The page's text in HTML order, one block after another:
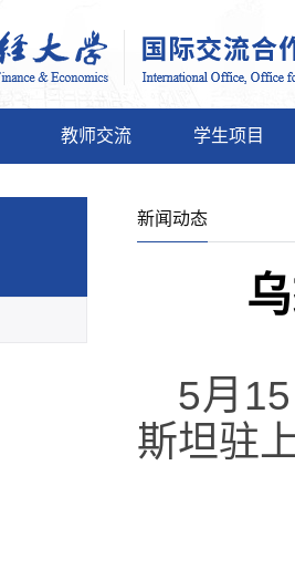
教师交流 学生项目
新闻动态
5月
斯坦驻